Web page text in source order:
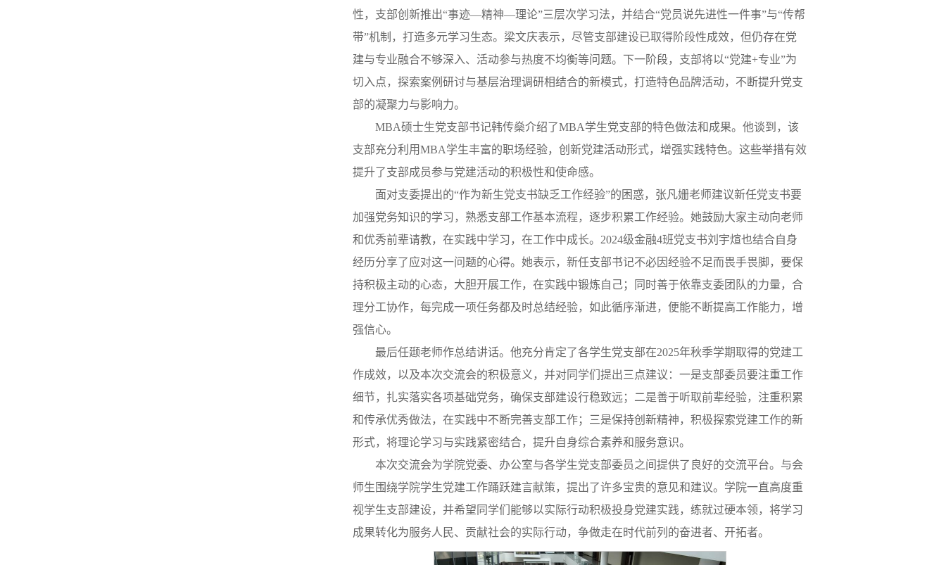
性，支部创新推出“事迹—精神—理论”三层次学习法，并结合“党员说先进性一件事”与“传帮
带”机制，打造多元学习生态。梁文庆表示，尽管支部建设已取得阶段性成效，但仍存在党
建与专业融合不够深入、活动参与热度不均衡等问题。下一阶段，支部将以“党建+专业”为
切入点，探索案例研讨与基层治理调研相结合的新模式，打造特色品牌活动，不断提升党支
部的凝聚力与影响力。
MBA硕士生党支部书记韩传燊介绍了MBA学生党支部的特色做法和成果。他谈到，该
支部充分利用MBA学生丰富的职场经验，创新党建活动形式，增强实践特色。这些举措有效
提升了支部成员参与党建活动的积极性和使命感。
面对支委提出的“作为新生党支书缺乏工作经验”的困惑，张凡姗老师建议新任党支书要
加强党务知识的学习，熟悉支部工作基本流程，逐步积累工作经验。她鼓励大家主动向老师
和优秀前辈请教，在实践中学习，在工作中成长。2024级金融4班党支书刘宇煊也结合自身
经历分享了应对这一问题的心得。她表示，新任支部书记不必因经验不足而畏手畏脚，要保
持积极主动的心态，大胆开展工作，在实践中锻炼自己；同时善于依靠支委团队的力量，合
理分工协作，每完成一项任务都及时总结经验，如此循序渐进，便能不断提高工作能力，增
强信心。
最后任颋老师作总结讲话。他充分肯定了各学生党支部在2025年秋季学期取得的党建工
作成效，以及本次交流会的积极意义，并对同学们提出三点建议：一是支部委员要注重工作
细节，扎实落实各项基础党务，确保支部建设行稳致远；二是善于听取前辈经验，注重积累
和传承优秀做法，在实践中不断完善支部工作；三是保持创新精神，积极探索党建工作的新
形式，将理论学习与实践紧密结合，提升自身综合素养和服务意识。
本次交流会为学院党委、办公室与各学生党支部委员之间提供了良好的交流平台。与会
师生围绕学院学生党建工作踊跃建言献策，提出了许多宝贵的意见和建议。学院一直高度重
视学生支部建设，并希望同学们能够以实际行动积极投身党建实践，练就过硬本领，将学习
成果转化为服务人民、贡献社会的实际行动，争做走在时代前列的奋进者、开拓者。